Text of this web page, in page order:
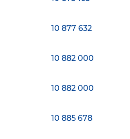
10 877 632
10 882 000
10 882 000
10 885 678